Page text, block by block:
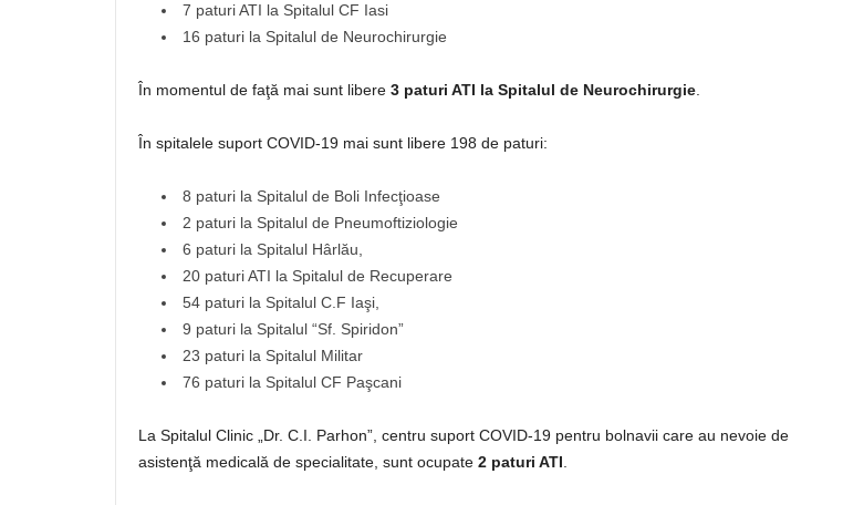
7 paturi ATI la Spitalul CF Iasi
16 paturi la Spitalul de Neurochirurgie
În momentul de faţă mai sunt libere 3 paturi ATI la Spitalul de Neurochirurgie
În spitalele suport COVID-19 mai sunt libere 198 de paturi:
8 paturi la Spitalul de Boli Infecţioase
2 paturi la Spitalul de Pneumoftiziologie
6 paturi la Spitalul Hârlău,
20 paturi ATI la Spitalul de Recuperare
54 paturi la Spitalul C.F Iaşi,
9 paturi la Spitalul “Sf. Spiridon”
23 paturi la Spitalul Militar
76 paturi la Spitalul CF Paşcani
La Spitalul Clinic „Dr. C.I. Parhon”, centru suport COVID-19 pentru bolnavii care au nevoie de
asistenţă medicală de specialitate, sunt ocupate 2 paturi ATI